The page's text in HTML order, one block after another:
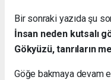
Bir sonraki yazıda şu
İnsan neden kutsalı
Gökyüzü, tanrıların
Göğe bakmaya devam